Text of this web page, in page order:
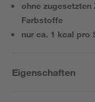
ohne
Farbstoffe
nur ca. 1 kcal pro
Eigenschaften